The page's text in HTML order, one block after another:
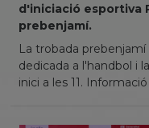
d'iniciació esportiva
prebenjamí.
La trobada prebenjamí
dedicada a l'handbol i
inici a les 11.